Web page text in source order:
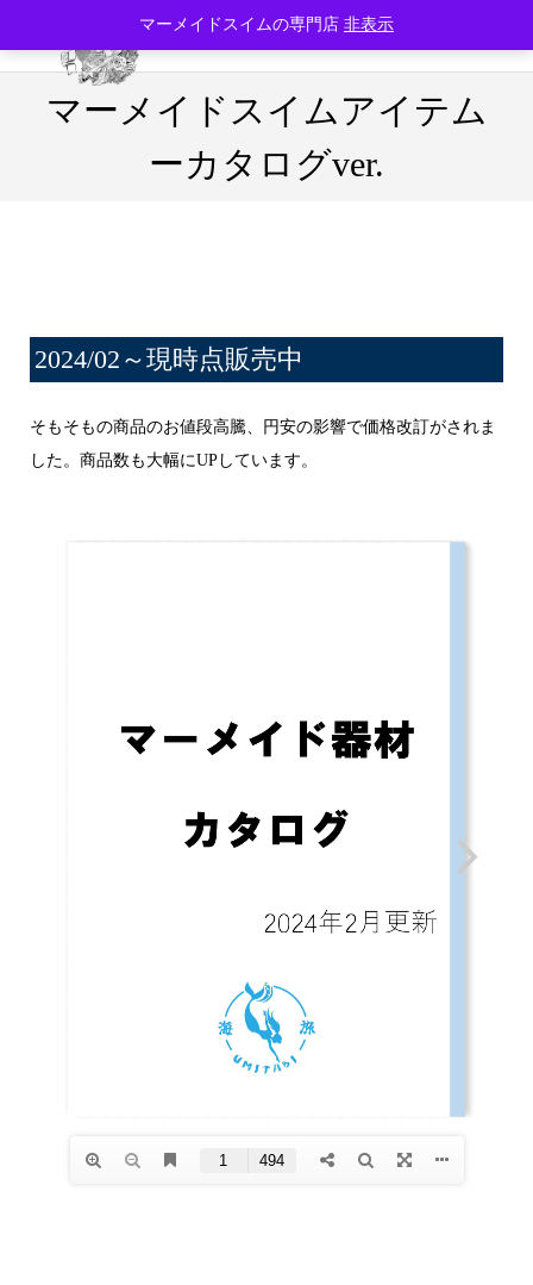
マーメイドスイムアイテム
ーカタログver.
2024/02～現時点販売中
そもそもの商品のお値段高騰、円安の影響で価格改訂がされま
した。商品数も大幅にUPしています。
マーメイドスイムの専門店 非表示